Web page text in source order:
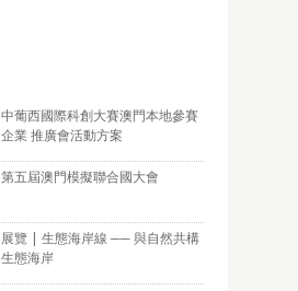
中葡西國際科創大賽澳門本地參賽
企業 推廣會活動方案
第五屆澳門模擬聯合國大會
展覽 | 生態海岸線 ── 與自然共構
生態海岸